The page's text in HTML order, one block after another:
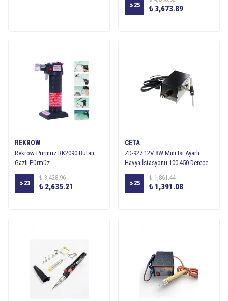
%25 ₺ 3,673.89
REKROW
Rekrow Pürmüz RK2090 Butan
Gazlı Pürmüz
%23
₺ 3,428.96
₺ 2,635.21
CETA
ZD-927 12V 8W Mini Isı Ayarlı
Havya İstasyonu 100-450 Derece
%25
₺ 1,861.44
₺ 1,391.08